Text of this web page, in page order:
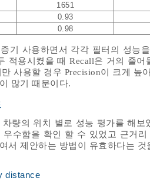
1651
0.93
0.98
기 사용하면서 각각 필터의 성능
적용시켰을 때 Recall은 거의 줄
사용할 경우 Precision이 크게
많기 때문이다.
량의 위치 별로 성능 평가를 해
우수함을 확인 할 수 있었고 근거
서 제안하는 방법이 유효하다는
distance